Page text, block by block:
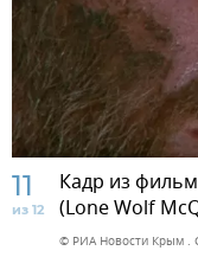
11
из 12
Кадр из
(Lone Wolf
© РИА Новости Крым .